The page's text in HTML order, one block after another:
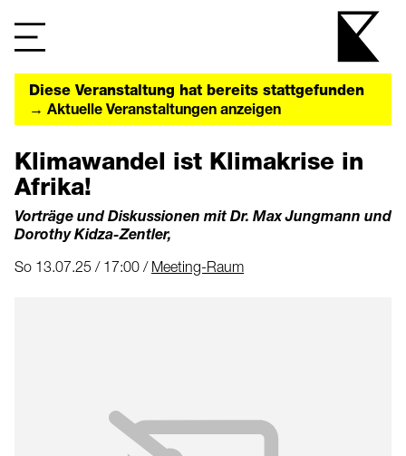
Diese Veranstaltung hat bereits stattgefunden
→ Aktuelle Veranstaltungen anzeigen
Klimawandel ist Klimakrise in
Afrika!
Vorträge und Diskussionen mit Dr. Max Jungmann und
Dorothy Kidza-Zentler,
So 13.07.25 / 17:00 / Meeting-Raum